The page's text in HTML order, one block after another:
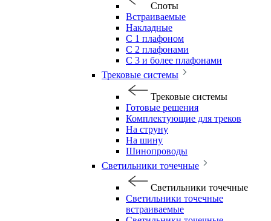
Споты
Встраиваемые
Накладные
С 1 плафоном
С 2 плафонами
С 3 и более плафонами
Трековые системы
Трековые системы
Готовые решения
Комплектующие для треков
На струну
На шину
Шинопроводы
Светильники точечные
Светильники точечные
Светильники точечные
встраиваемые